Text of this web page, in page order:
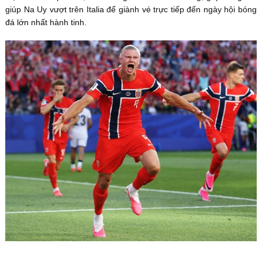
giúp Na Uy vượt trên Italia để giành vé trực tiếp đến ngày hội bóng
đá lớn nhất hành tinh.